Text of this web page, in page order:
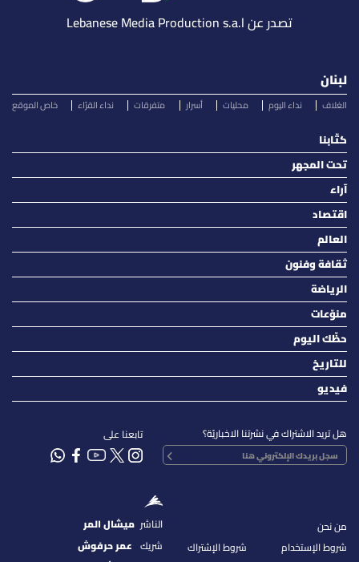
تصدر عن Lebanese Media Production s.a.l
لبنان
الغلاف نداء اليوم محليات أسرار متفرقات نداء القرّاء خاص الموقع
كتّابنا
تحت المجهر
آراء
اقتصاد
العالم
ثقافة وفنون
الرياضة
منوّعات
حظّك اليوم
للتاريخ
فيديو
هل تريد الاشتراك في نشرتنا الاخباريّة؟ تابعنا على
من نحن
شروط الإستخدام
شروط الإشتراك
الناشر ميشال المر
شريك عمر حرفوش